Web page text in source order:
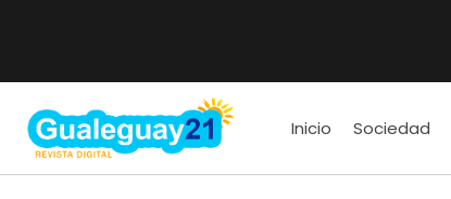
Inicio Sociedad